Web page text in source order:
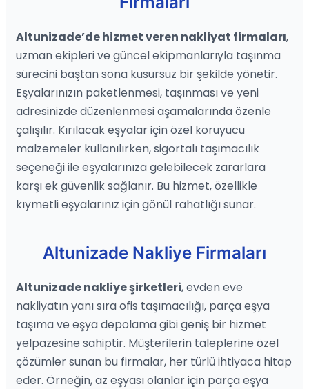
Altunizade’de hizmet veren nakliyat firmaları,
uzman ekipleri ve güncel ekipmanlarıyla taşınma
sürecini baştan sona kusursuz bir şekilde yönetir.
Eşyalarınızın paketlenmesi, taşınması ve yeni
adresinizde düzenlenmesi aşamalarında özenle
çalışılır. Kırılacak eşyalar için özel koruyucu
malzemeler kullanılırken, sigortalı taşımacılık
seçeneği ile eşyalarınıza gelebilecek zararlara
karşı ek güvenlik sağlanır. Bu hizmet, özellikle
kıymetli eşyalarınız için gönül rahatlığı sunar.
Altunizade Nakliye Firmaları
Altunizade nakliye şirketleri, evden eve
nakliyatın yanı sıra ofis taşımacılığı, parça eşya
taşıma ve eşya depolama gibi geniş bir hizmet
yelpazesine sahiptir. Müşterilerin taleplerine özel
çözümler sunan bu firmalar, her türlü ihtiyaca hitap
eder. Örneğin, az eşyası olanlar için parça eşya